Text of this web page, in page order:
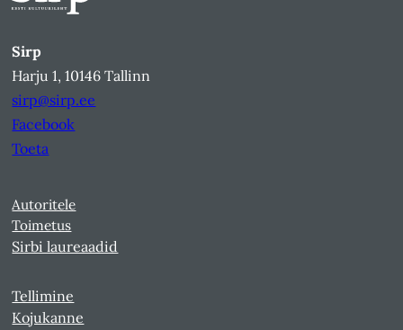
Sirp
Harju 1, 10146 Tallinn
sirp@sirp.ee
Facebook
Toeta
Autoritele
Toimetus
Sirbi laureaadid
Tellimine
Kojukanne